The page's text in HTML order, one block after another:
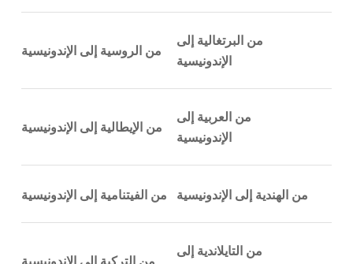
من البرتغالية إلى
الإندونيسية
من الروسية إلى الإندونيسية
من العربية إلى
الإندونيسية
من الإيطالية إلى الإندونيسية
من الهندية إلى الإندونيسية من الفيتنامية إلى الإندونيسية
من التايلاندية إلى